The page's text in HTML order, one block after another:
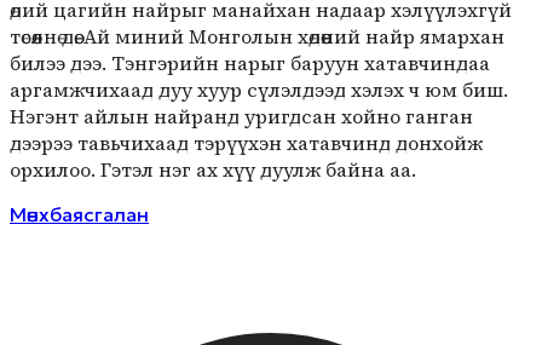
өдий цагийн найрыг манайхан надаар хэлүүлэхгүй
төсөөл­нө дөө. Ай миний Монголын хө­дөөний найр ямархан
би­лээ дээ. Тэнгэрийн на­рыг баруун хатавчиндаа
аргамжчихаад дуу хуур сүлэлдээд хэлэх ч юм биш.
Нэгэнт айлын найранд уригдсан хойно ганган
дээрээ тавьчихаад тэ­рүүхэн хатавчинд донхойж
орхилоо. Гэтэл нэг ах хүү дуулж байна аа.
Мөнхбаясгалан